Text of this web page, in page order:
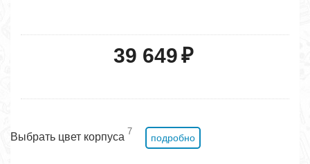
39 649₽
Выбрать цвет корпуса 7
подробно